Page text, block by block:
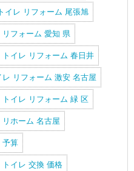
トイレ リフォーム 尾張旭
リフォーム 愛知 県
トイレ リフォーム 春日井
レ リフォーム 激安 名古屋
トイレ リフォーム 緑 区
リホーム 名古屋
予算
トイレ 交換 価格